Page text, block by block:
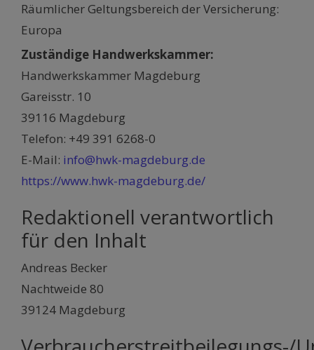
Räumlicher Geltungsbereich der Versicherung:
Europa
Zuständige Handwerkskammer:
Handwerkskammer Magdeburg
Gareisstr. 10
39116 Magdeburg
Telefon: +49 391 6268-0
E-Mail: info@hwk-magdeburg.de
https://www.hwk-magdeburg.de/
Redaktionell verantwortlich
für den Inhalt
Andreas Becker
Nachtweide 80
39124 Magdeburg